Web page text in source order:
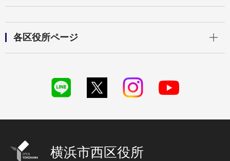
各区役所ページ
横浜市西区役所